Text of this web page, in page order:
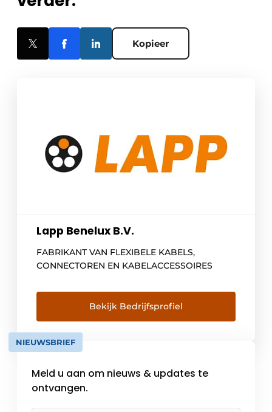
Kopieer
Lapp Benelux B.V.
FABRIKANT VAN FLEXIBELE KABELS,
CONNECTOREN EN KABELACCESSOIRES
Bekijk Bedrijfsprofiel
NIEUWSBRIEF
Meld u aan om nieuws & updates te
ontvangen.